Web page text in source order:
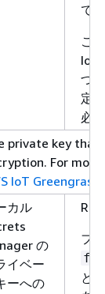
で
こ
IoT
づ
定
必
private key that
For
IoT
カル
の
イベー
ーへの
フ
と